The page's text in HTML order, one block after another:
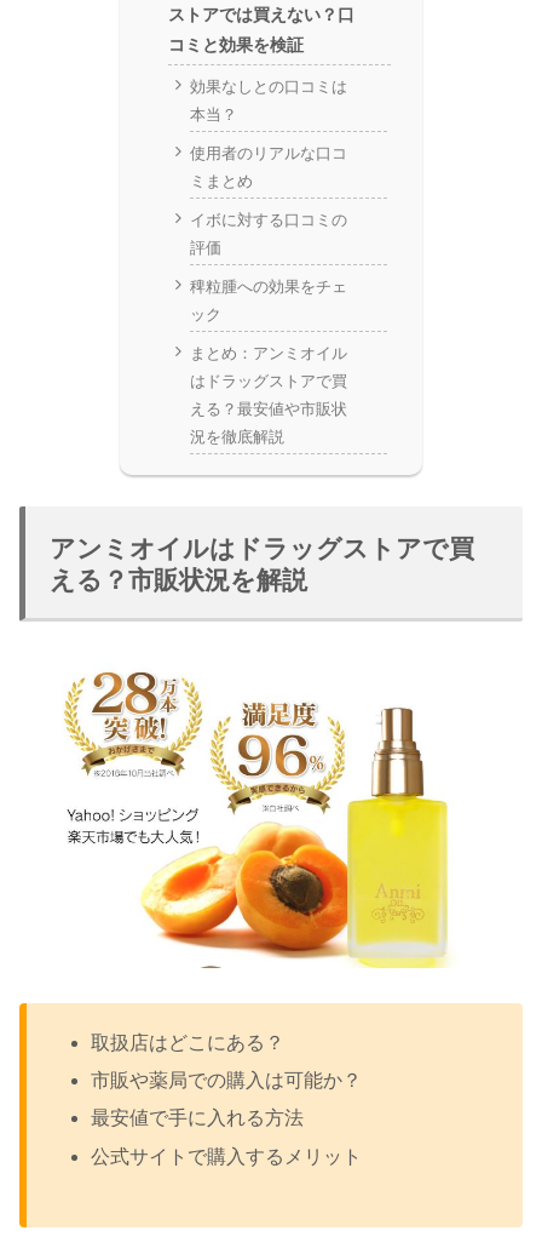
ストアでは買えない？口
コミと効果を検証
効果なしとの口コミは
本当？
使用者のリアルな口コ
ミまとめ
イボに対する口コミの
評価
稗粒腫への効果をチェ
ック
まとめ：アンミオイル
はドラッグストアで買
える？最安値や市販状
況を徹底解説
アンミオイルはドラッグストアで買
える？市販状況を解説
取扱店はどこにある？
市販や薬局での購入は可能か？
最安値で手に入れる方法
公式サイトで購入するメリット